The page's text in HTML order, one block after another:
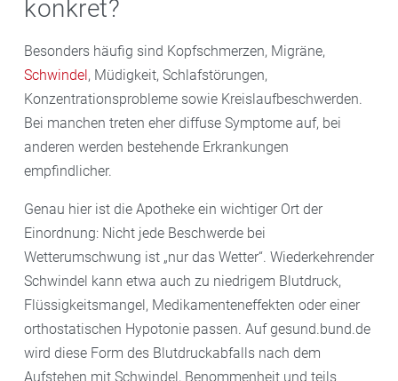
konkret?
Besonders häufig sind Kopfschmerzen, Migräne,
Schwindel , Müdigkeit, Schlafstörungen,
Konzentrationsprobleme sowie Kreislaufbeschwerden.
Bei manchen treten eher diffuse Symptome auf, bei
anderen werden bestehende Erkrankungen
empfindlicher.
Genau hier ist die Apotheke ein wichtiger Ort der
Einordnung: Nicht jede Beschwerde bei
Wetterumschwung ist „nur das Wetter“. Wiederkehrender
Schwindel kann etwa auch zu niedrigem Blutdruck,
Flüssigkeitsmangel, Medikamenteneffekten oder einer
orthostatischen Hypotonie passen. Auf gesund.bund.de
wird diese Form des Blutdruckabfalls nach dem
Aufstehen mit Schwindel, Benommenheit und teils